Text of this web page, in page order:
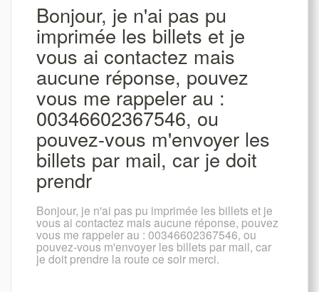
Bonjour, je n'ai pas pu
imprimée les billets et je
vous ai contactez mais
aucune réponse, pouvez
vous me rappeler au :
00346602367546, ou
pouvez-vous m'envoyer les
billets par mail, car je doit
prendr
Bonjour, je n'ai pas pu imprimée les billets et je
vous ai contactez mais aucune réponse, pouvez
vous me rappeler au : 00346602367546, ou
pouvez-vous m'envoyer les billets par mail, car
je doit prendre la route ce soir merci.